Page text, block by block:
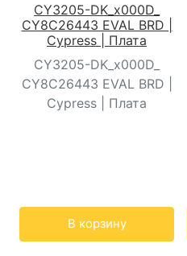
CY3205-DK_x000D_
CY8C26443 EVAL BRD |
Cypress | Плата
CY3205-DK_x000D_
CY8C26443 EVAL BRD |
Cypress | Плата
В корзину